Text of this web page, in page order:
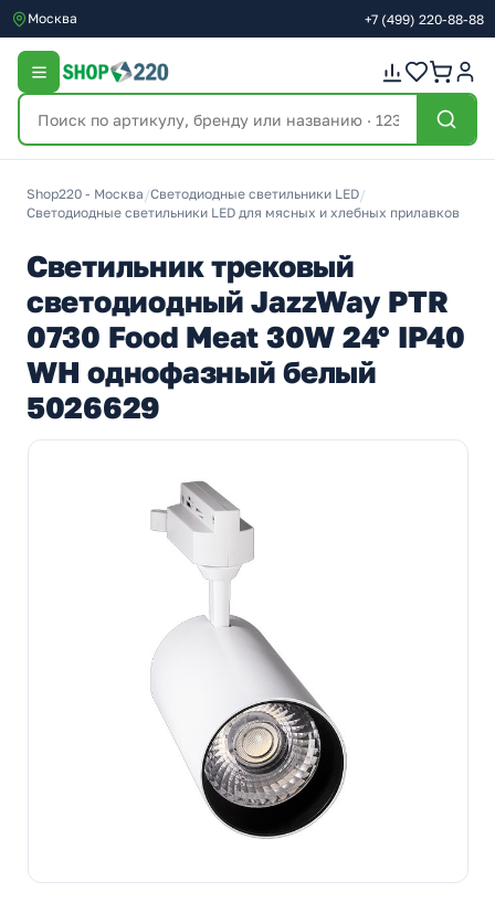
Москва +7 (499) 220-88-88
Shop220 - Москва /Светодиодные светильники LED/
Светодиодные светильники LED для мясных и хлебных прилавков
Светильник трековый
светодиодный JazzWay PTR
0730 Food Meat 30W 24° IP40
WH однофазный белый
5026629